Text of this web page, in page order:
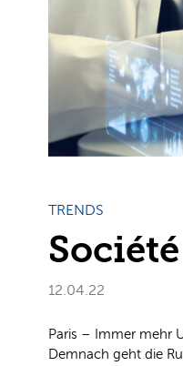
TRENDS
12.04.22
Paris – Immer mehr
Demnach geht die